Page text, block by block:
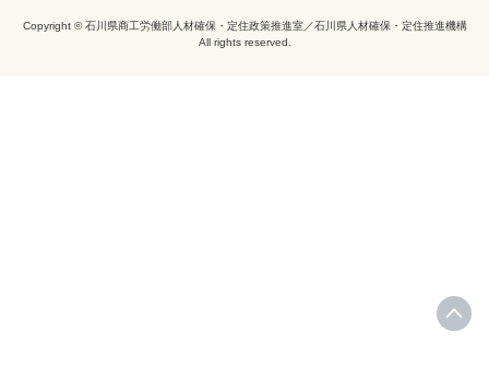
Copyright © 石川県商工労働部人材確保・定住政策推進室／石川県人材確保・定住推進機構
All rights reserved.